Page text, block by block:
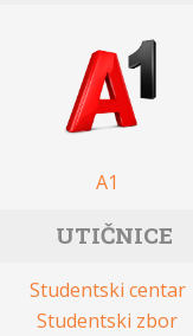
A1
UTIČNICE
Studentski centar
Studentski zbor